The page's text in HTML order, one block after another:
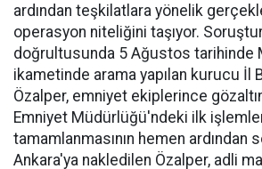
ardından teşkilatlara yönelik
operasyon niteliğini taşıyor.
doğrultusunda 5 Ağustos tarihinde
ikametinde arama yapılan kurucu İl
Özalper, emniyet ekiplerince
Emniyet Müdürlüğü'ndeki ilk
tamamlanmasının hemen ardından
Ankara'ya nakledilen Özalper, adli